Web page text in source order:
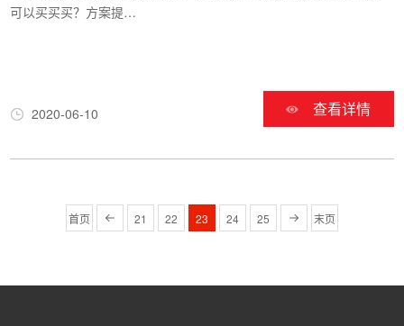
可以买买买？方案提…
2020-06-10 查看详情
首页 21 22 23 24 25 末页